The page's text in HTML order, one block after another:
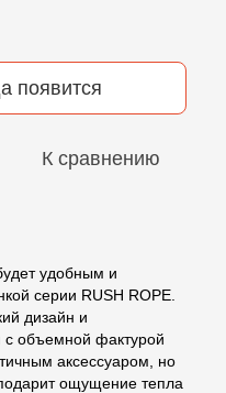
появится
К сравнению
удобным и
серии RUSH ROPE.
дизайн и
с объемной фактурой
аксессуаром, но
ощущение тепла